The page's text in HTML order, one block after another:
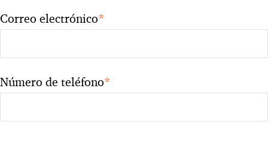
Correo electrónico*
Número de teléfono*